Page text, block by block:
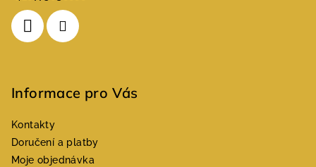
Informace pro Vás
Kontakty
Doručení a platby
Moje objednávka